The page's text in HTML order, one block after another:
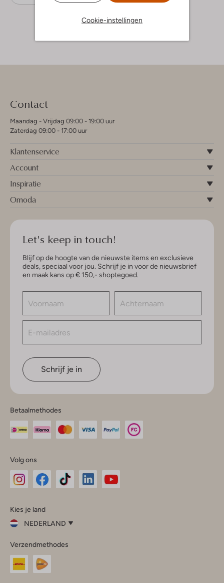
Cookie-instellingen
Contact
Maandag - Vrijdag 09:00 - 19:00 uur
Zaterdag 09:00 - 17:00 uur
Klantenservice
Account
Inspiratie
Omoda
Let's keep in touch!
Blijf op de hoogte van de nieuwste items en exclusieve
deals, speciaal voor jou. Schrijf je in voor de nieuwsbrief
en maak kans op € 150,- shoptegoed.
Schrijf je in
Betaalmethodes
Volg ons
InstagramFacebook
Kies je land
NEDERLAND
je
land
Nederland
Verzendmethodes